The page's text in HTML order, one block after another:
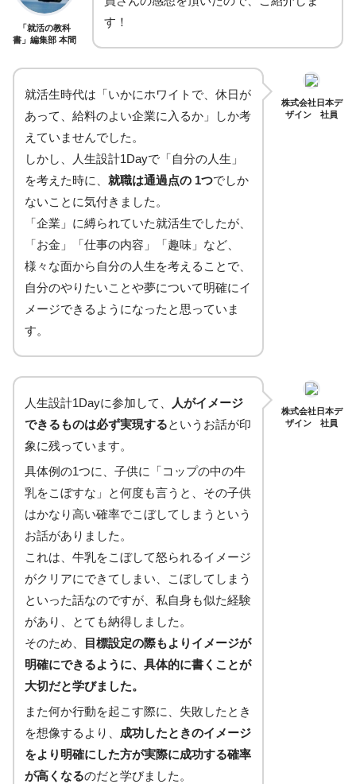
「就活の教科
書」編集部 本間
す！
就活生時代は「いかにホワイトで、休日が
あって、給料のよい企業に入るか」しか考
えていませんでした。
しかし、人生設計1Dayで「自分の人生」
を考えた時に、 就職は通過点の 1つでしか
ないことに気付きました。
「企業」に縛られていた就活生でしたが、
「お金」「仕事の内容」「趣味」など、
様々な面から自分の人生を考えることで、
自分のやりたいことや夢について明確にイ
メージできるようになったと思っていま
す。
株式会社日本デ
ザイン 社員
人生設計1Dayに参加して、
人がイメージ
できるものは必ず実現するというお話が印
象に残っています。
具体例の1つに、子供に「コップの中の牛
乳をこぼすな」と何度も言うと、その子供
はかなり高い確率でこぼしてしまうという
お話がありました。
これは、牛乳をこぼして怒られるイメージ
がクリアにできてしまい、こぼしてしまう
といった話なのですが、私自身も似た経験
があり、とても納得しました。
そのため、
目標設定の際もよりイメージが
明確にできるように、具体的に書くことが
大切だと学びました。
また何か行動を起こす際に、失敗したとき
を想像するより、 成功したときのイメージ
をより明確にした方が実際に成功する確率
が高くなるのだと学びました。
株式会社日本デ
ザイン 社員